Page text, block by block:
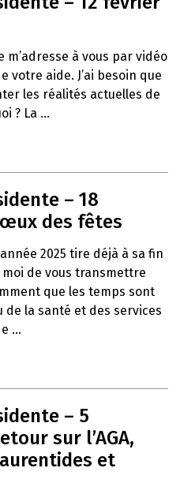
m’adresse à vous par vidéo
votre aide. J’ai besoin que
les réalités actuelles de
? La ...
– 18
des fêtes
2025 tire déjà à sa fin
de vous transmettre
que les temps sont
la santé et des services
...
– 5
sur l’AGA,
et